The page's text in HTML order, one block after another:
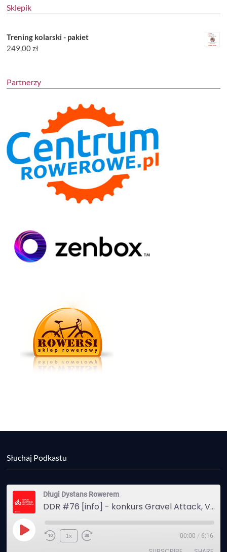
Sklepik
Trening kolarski - pakiet
249,00zł
Partnerzy
Słuchaj Podkastu
Długi Dystans Rowerem
DDR #76 [info] - konkurs Gravel Attack, Varmia Gravel, Bike Expo, Inspire India Ultra Race
Play
1x 00:00 / 6:16